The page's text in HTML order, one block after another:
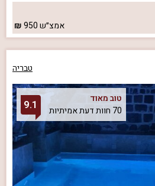
אמצ״ש950
טבריה
טוב מאוד
70 חוות דעת אמיתיות
9.1